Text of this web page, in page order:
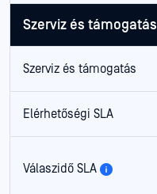
Szerviz és támogatás
Szerviz és támogatás
Elérhetőségi SLA
Válaszidő SLA